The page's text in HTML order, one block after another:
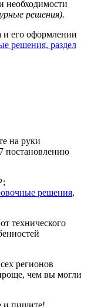
необходимости
решения).
и его оформлении
решения, раздел
на руки
постановлению
решения,
технического
регионов
чем вы могли
и пишите!